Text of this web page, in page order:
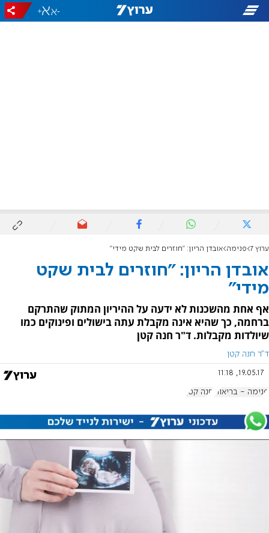
-
+
ערוץ 7 פנימה אובדן הריון: "חוזרים לבית שקט מידי"
אובדן הריון: "חוזרים לבית שקט
מידי"
אף אחת מהשכנות לא ידעה על ההיריון המתוק שהתרקם
ברחמה, כך שהיא אינה מקבלת עתה בישולים ופינוקים כמו
שיולדות מקבלות. ד"ר חנה קטן
ד"ר חנה קטן
19.05.17, 11:18
פנימה - בריאות חנה קטן